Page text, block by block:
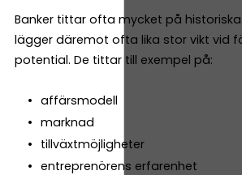
Banker tittar ofta mycket på
lägger däremot ofta lika stor vikt vid
potential. De tittar till exempel på:
affärsmodell
marknad
tillväxtmöjligheter
entreprenörens erfarenhet